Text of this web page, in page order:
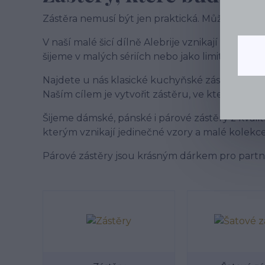
Zástěra nemusí být jen praktická. Může být
V naší malé šicí dílně Alebrije vznikají ručně
šijeme v malých sériích nebo jako limitovanou
Najdete u nás klasické kuchyňské zástěry,
Naším cílem je vytvořit zástěru, ve které se
Šijeme dámské, pánské i párové zástěry z
kterým vznikají jedinečné vzory a malé
Párové zástěry jsou krásným dárkem pro